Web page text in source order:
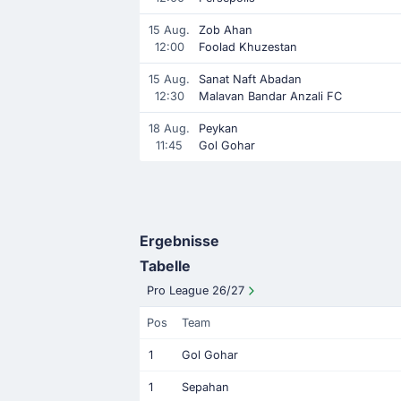
15 Aug.
12:00
Zob Ahan
Foolad Khuzestan
15 Aug.
12:30
Sanat Naft Abadan
Malavan Bandar Anzali FC
18 Aug.
11:45
Peykan
Gol Gohar
Ergebnisse
Tabelle
Pro League 26/27
Pos Team
1 Gol Gohar
1 Sepahan